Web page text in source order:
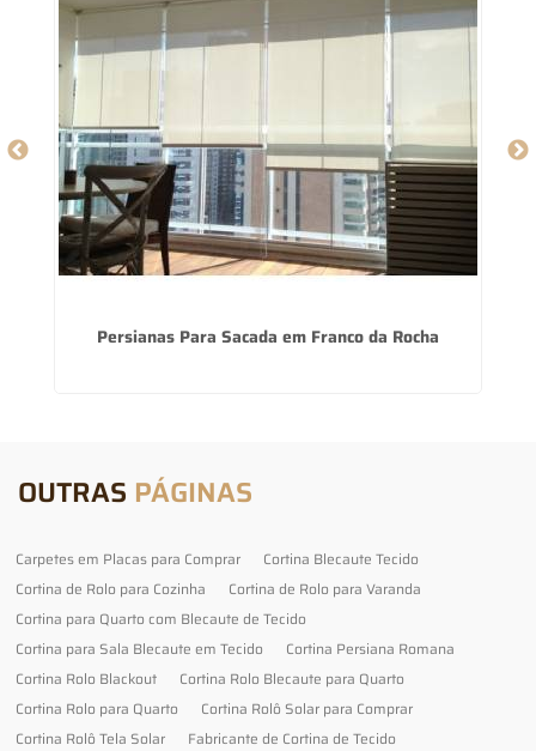
Persianas Para Sacada em Franco da Rocha
OUTRAS PÁGINAS
Carpetes em Placas para Comprar
Cortina Blecaute Tecido
Cortina de Rolo para Cozinha
Cortina de Rolo para Varanda
Cortina para Quarto com Blecaute de Tecido
Cortina para Sala Blecaute em Tecido
Cortina Persiana Romana
Cortina Rolo Blackout
Cortina Rolo Blecaute para Quarto
Cortina Rolo para Quarto
Cortina Rolô Solar para Comprar
Cortina Rolô Tela Solar
Fabricante de Cortina de Tecido